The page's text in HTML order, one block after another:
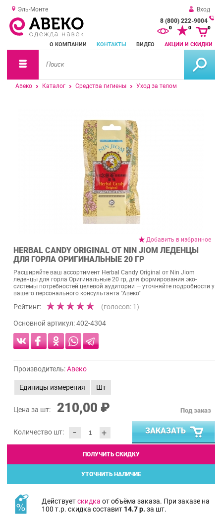
Эль-Монте
Вход
8 (800) 222-9004
О КОМПАНИИ КОНТАКТЫ ВИДЕО АКЦИИ И СКИДКИ
0 0 0
Авеко Каталог Средства гигиены Уход за телом
Добавить в избранное
HERBAL CANDY ORIGINAL ОТ NIN JIOM ЛЕДЕНЦЫ
ДЛЯ ГОРЛА ОРИГИНАЛЬНЫЕ 20 ГР
Расширяйте ваш ассортимент Herbal Candy Original от Nin Jiom
леденцы для горла Оригинальные 20 гр, для формирования эко-
системы потребностей целевой аудитории — уточняйте подробности у
вашего персонального консультанта "Авеко"
Рейтинг: (голосов: 1)
Основной артикул:402-4304
Производитель:Авеко
Единицы измерения Шт
Цена за шт: 210,00 ₽
Количество шт: - +
Под заказ
ЗАКАЗАТЬ
ПОЛУЧИТЬ СКИДКУ
УТОЧНИТЬ НАЛИЧИЕ
Действуетскидка от объёма заказа. При заказе на
100 т.р. скидка составит 14.7 р. за шт.